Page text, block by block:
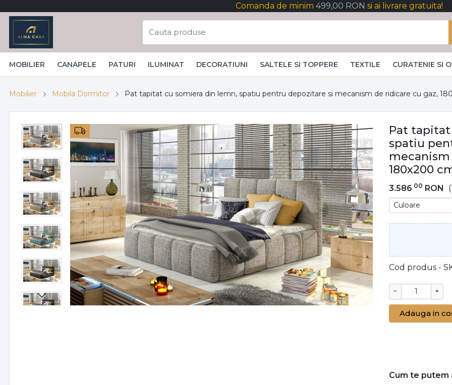
Comanda de minim 499,00 RON si ai livrare gratuita!
MOBILIER CANAPELE PATURI ILUMINAT DECORATIUNI SALTELE SI TOPPERE TEXTILE CURATENIE SI
Mobilier Mobila Dormitor Pat tapitat cu somiera din lemn, spatiu pentru depozitare si mecanism de ridicare cu gaz,
Pat
spatiu
180x200
3.586 00 RON
Cod produs -
− +
Adauga in
Cum te putem